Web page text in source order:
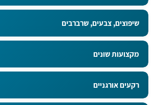
שיפוצים, צבעים, שרברבים
מקצועות שונים
רקעים אורגניים